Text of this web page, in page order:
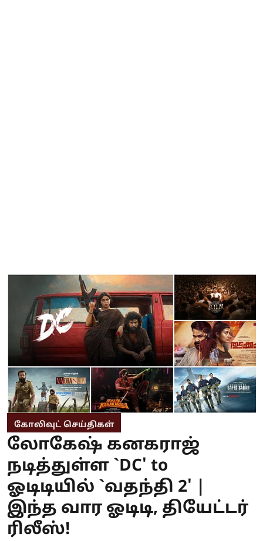
கோலிவுட் செய்திகள்
லோகேஷ் கனகராஜ்
நடித்துள்ள `DC' to
ஓடிடியில் `வதந்தி 2' |
இந்த வார ஓடிடி, தியேட்டர்
ரிலீஸ்!